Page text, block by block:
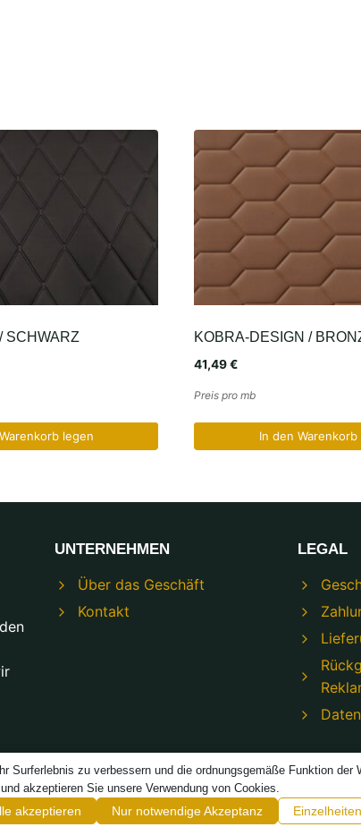
SCHWARZ
legen
KOBRA-DESIGN /
41,49€
Preis pro mb
In den Warenkorb
UNTERNEHMEN
Über das Geschäft
Kontakt
LEGAL
© 2026 Modeco Shop – Powered byTREJKA
Surferlebnis zu verbessern und die ordnungsgemäße Funktion der
akzeptieren Sie unsere Verwendung von Cookies.
akzeptieren Nur notwendige Akzeptanz Einzelheiten